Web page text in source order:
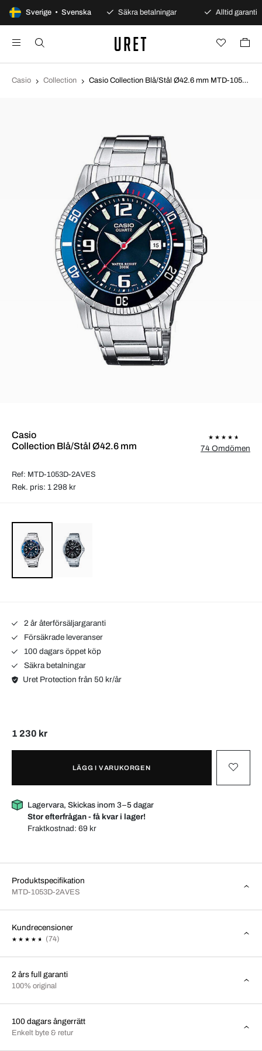
Sverige • Svenska
100 dagars öppet köp Säkra betalningar Alltid garanti
Casio Collection Casio Collection Blå/Stål Ø42.6 mm MTD-1053D-2AVES
Casio
Collection Blå/Stål Ø42.6 mm
Ref: MTD-1053D-2AVES
74 Omdömen
Rek. pris: 1 298 kr
2 år återförsäljargaranti
Försäkrade leveranser
100 dagars öppet köp
Säkra betalningar
Uret Protection från 50 kr/år
1 230 kr
LÄGG I VARUKORGEN
Lagervara, Skickas inom 3–5 dagar
Stor efterfrågan - få kvar i lager!
Fraktkostnad:69 kr
Produktspecifikation
MTD-1053D-2AVES
Kundrecensioner
(74)
2 års full garanti
100% original
100 dagars ångerrätt
Enkelt byte & retur